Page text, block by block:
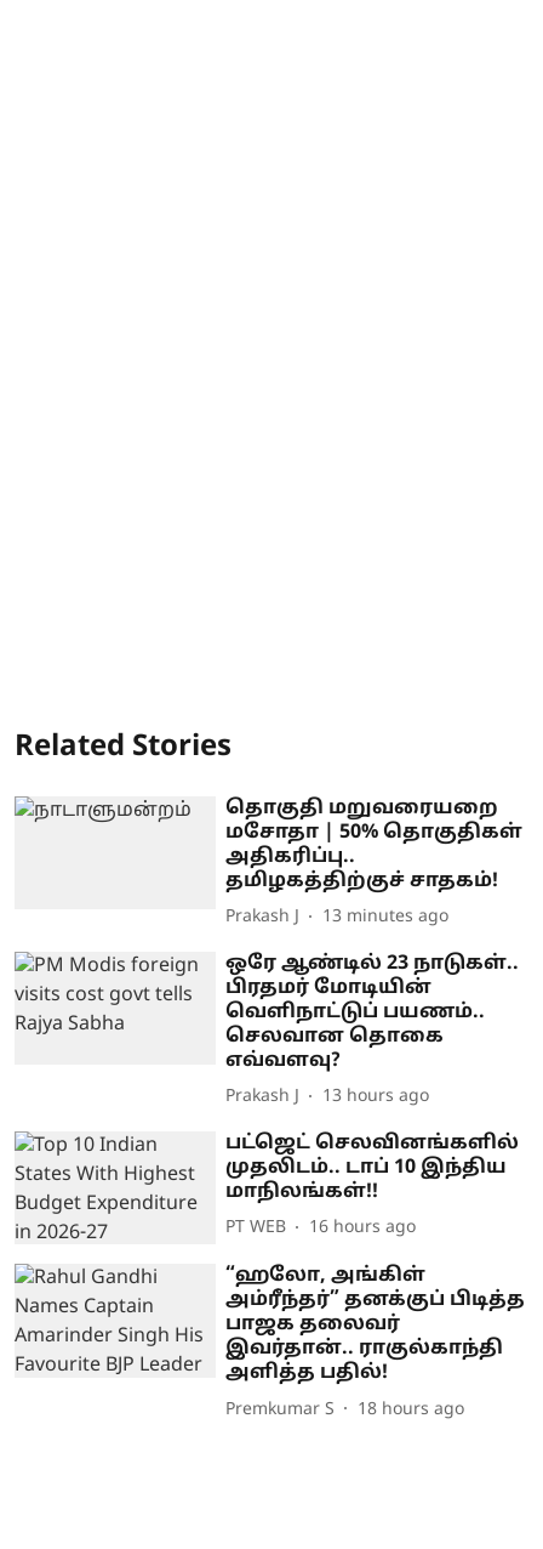
Related Stories
தொகுதி மறுவரையறை
மசோதா | 50% தொகுதிகள்
அதிகரிப்பு..
தமிழகத்திற்குச் சாதகம்!
Prakash J 13 minutes ago
ஒரே ஆண்டில் 23 நாடுகள்..
பிரதமர் மோடியின்
வெளிநாட்டுப் பயணம்..
செலவான தொகை
எவ்வளவு?
Prakash J 13 hours ago
பட்ஜெட் செலவினங்களில்
முதலிடம்.. டாப் 10 இந்திய
மாநிலங்கள்!!
PT WEB 16 hours ago
“ஹலோ, அங்கிள்
அம்ரீந்தர்” தனக்குப் பிடித்த
பாஜக தலைவர்
இவர்தான்.. ராகுல்காந்தி
அளித்த பதில்!
Premkumar S 18 hours ago